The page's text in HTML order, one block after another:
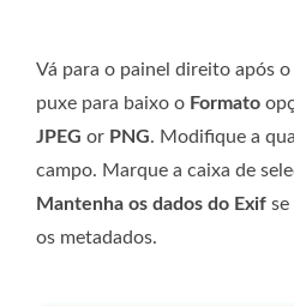
Vá para o painel direito após
puxe para baixo o Formato
JPEG or PNG. Modifique a
campo. Marque a caixa de
Mantenha os dados do Exif
os metadados.